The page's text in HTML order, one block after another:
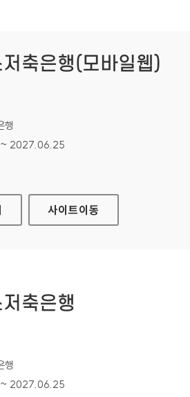
축은행(모바일웹)
행
2027.06.25
축은행(모바일웹)
사이트이동
축은행
행
2027.06.25